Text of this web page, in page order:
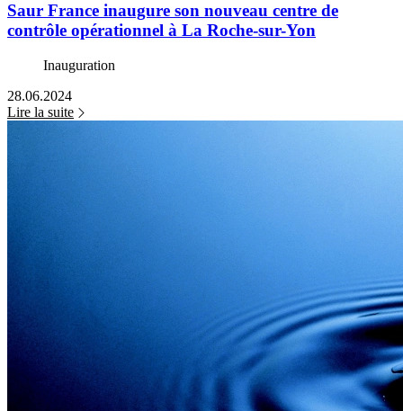
Saur France inaugure son nouveau centre de
contrôle opérationnel à La Roche-sur-Yon
Inauguration
28.06.2024
Lire la suite